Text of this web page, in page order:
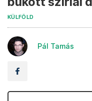
KÜLFÖLD
Pál Tamás